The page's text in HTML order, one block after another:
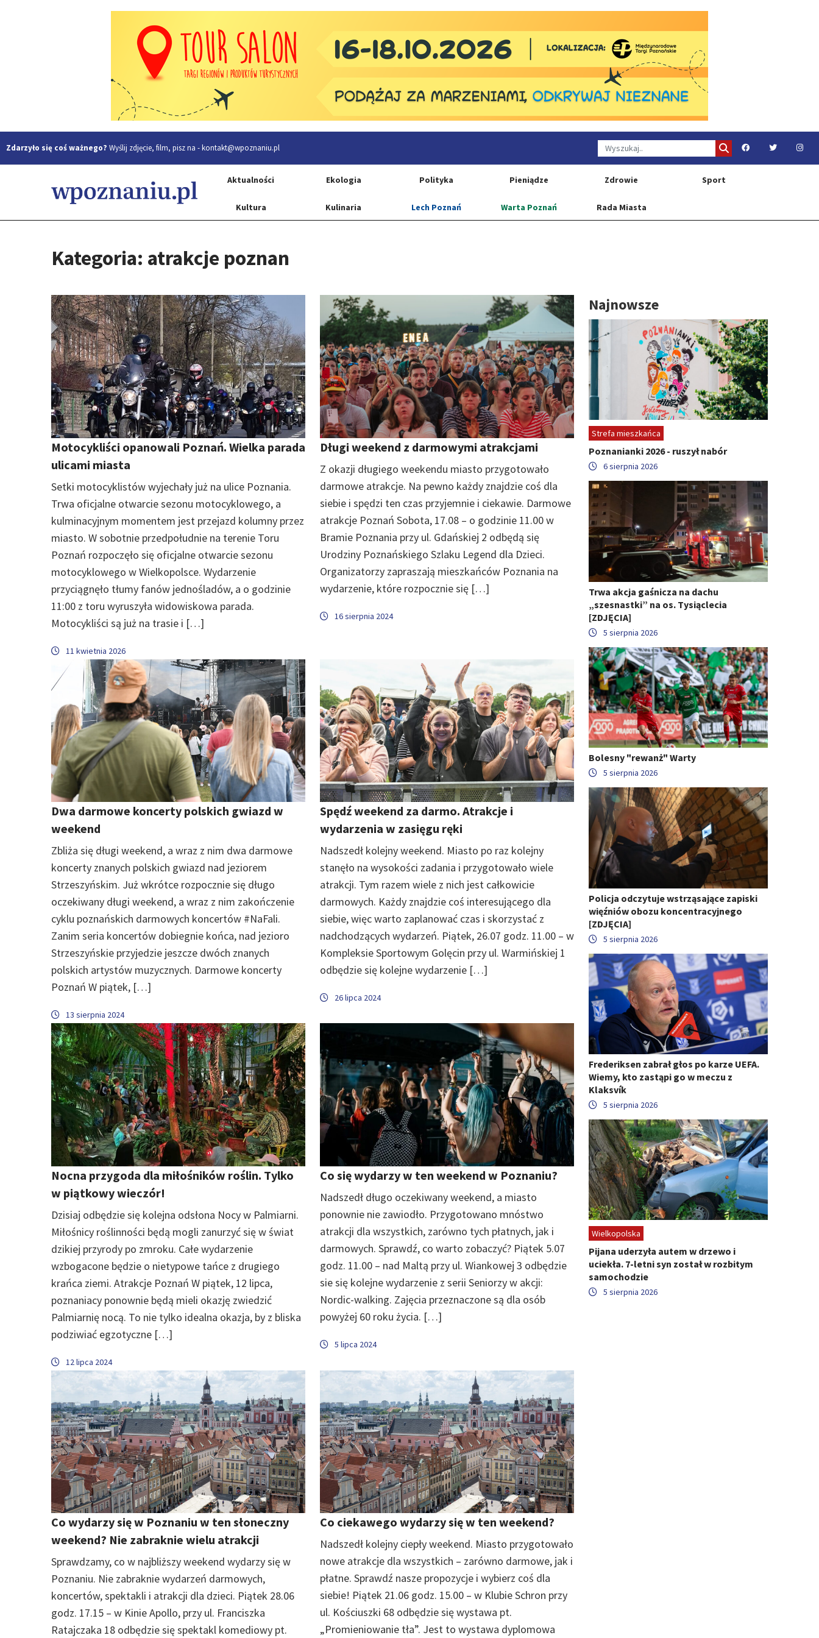
Zdarzyło się coś ważnego? Wyślij zdjęcie, film, pisz na -kontakt@wpoznaniu.pl
Aktualności Ekologia Polityka Pieniądze Zdrowie Sport
Kultura Kulinaria Lech Poznań Warta Poznań Rada Miasta
Kategoria: atrakcje poznan
Motocykliści opanowali Poznań. Wielka parada
ulicami miasta
Setki motocyklistów wyjechały już na ulice Poznania.
Trwa oficjalne otwarcie sezonu motocyklowego, a
kulminacyjnym momentem jest przejazd kolumny przez
miasto. W sobotnie przedpołudnie na terenie Toru
Poznań rozpoczęło się oficjalne otwarcie sezonu
motocyklowego w Wielkopolsce. Wydarzenie
przyciągnęło tłumy fanów jednośladów, a o godzinie
11:00 z toru wyruszyła widowiskowa parada.
Motocykliści są już na trasie i […]
11 kwietnia 2026
Długi weekend z darmowymi atrakcjami
Z okazji długiego weekendu miasto przygotowało
darmowe atrakcje. Na pewno każdy znajdzie coś dla
siebie i spędzi ten czas przyjemnie i ciekawie. Darmowe
atrakcje Poznań Sobota, 17.08 – o godzinie 11.00 w
Bramie Poznania przy ul. Gdańskiej 2 odbędą się
Urodziny Poznańskiego Szlaku Legend dla Dzieci.
Organizatorzy zapraszają mieszkańców Poznania na
wydarzenie, które rozpocznie się […]
16 sierpnia 2024
Dwa darmowe koncerty polskich gwiazd w
weekend
Zbliża się długi weekend, a wraz z nim dwa darmowe
koncerty znanych polskich gwiazd nad jeziorem
Strzeszyńskim. Już wkrótce rozpocznie się długo
oczekiwany długi weekend, a wraz z nim zakończenie
cyklu poznańskich darmowych koncertów #NaFali.
Zanim seria koncertów dobiegnie końca, nad jezioro
Strzeszyńskie przyjedzie jeszcze dwóch znanych
polskich artystów muzycznych. Darmowe koncerty
Poznań W piątek, […]
13 sierpnia 2024
Spędź weekend za darmo. Atrakcje i
wydarzenia w zasięgu ręki
Nadszedł kolejny weekend. Miasto po raz kolejny
stanęło na wysokości zadania i przygotowało wiele
atrakcji. Tym razem wiele z nich jest całkowicie
darmowych. Każdy znajdzie coś interesującego dla
siebie, więc warto zaplanować czas i skorzystać z
nadchodzących wydarzeń. Piątek, 26.07 godz. 11.00 – w
Kompleksie Sportowym Golęcin przy ul. Warmińskiej 1
odbędzie się kolejne wydarzenie […]
26 lipca 2024
Nocna przygoda dla miłośników roślin. Tylko
w piątkowy wieczór!
Dzisiaj odbędzie się kolejna odsłona Nocy w Palmiarni.
Miłośnicy roślinności będą mogli zanurzyć się w świat
dzikiej przyrody po zmroku. Całe wydarzenie
wzbogacone będzie o nietypowe tańce z drugiego
krańca ziemi. Atrakcje Poznań W piątek, 12 lipca,
poznaniacy ponownie będą mieli okazję zwiedzić
Palmiarnię nocą. To nie tylko idealna okazja, by z bliska
podziwiać egzotyczne […]
12 lipca 2024
Co się wydarzy w ten weekend w Poznaniu?
Nadszedł długo oczekiwany weekend, a miasto
ponownie nie zawiodło. Przygotowano mnóstwo
atrakcji dla wszystkich, zarówno tych płatnych, jak i
darmowych. Sprawdź, co warto zobaczyć? Piątek 5.07
godz. 11.00 – nad Maltą przy ul. Wiankowej 3 odbędzie
sie się kolejne wydarzenie z serii Seniorzy w akcji:
Nordic-walking. Zajęcia przeznaczone są dla osób
powyżej 60 roku życia. […]
5 lipca 2024
Co wydarzy się w Poznaniu w ten słoneczny
weekend? Nie zabraknie wielu atrakcji
Sprawdzamy, co w najbliższy weekend wydarzy się w
Poznaniu. Nie zabraknie wydarzeń darmowych,
koncertów, spektakli i atrakcji dla dzieci. Piątek 28.06
godz. 17.15 – w Kinie Apollo, przy ul. Franciszka
Ratajczaka 18 odbędzie się spektakl komediowy pt.
Co ciekawego wydarzy się w ten weekend?
Nadszedł kolejny ciepły weekend. Miasto przygotowało
nowe atrakcje dla wszystkich – zarówno darmowe, jak i
płatne. Sprawdź nasze propozycje i wybierz coś dla
siebie! Piątek 21.06 godz. 15.00 – w Klubie Schron przy
ul. Kościuszki 68 odbędzie się wystawa pt.
„Promieniowanie tła”. Jest to wystawa dyplomowa
Najnowsze
Strefa mieszkańca
Poznanianki 2026 - ruszył nabór
6 sierpnia 2026
Trwa akcja gaśnicza na dachu
„szesnastki” na os. Tysiąclecia
[ZDJĘCIA]
5 sierpnia 2026
Bolesny "rewanż" Warty
5 sierpnia 2026
Policja odczytuje wstrząsające zapiski
więźniów obozu koncentracyjnego
[ZDJĘCIA]
5 sierpnia 2026
Frederiksen zabrał głos po karze UEFA.
Wiemy, kto zastąpi go w meczu z
Klaksvík
5 sierpnia 2026
Wielkopolska
Pijana uderzyła autem w drzewo i
uciekła. 7-letni syn został w rozbitym
samochodzie
5 sierpnia 2026